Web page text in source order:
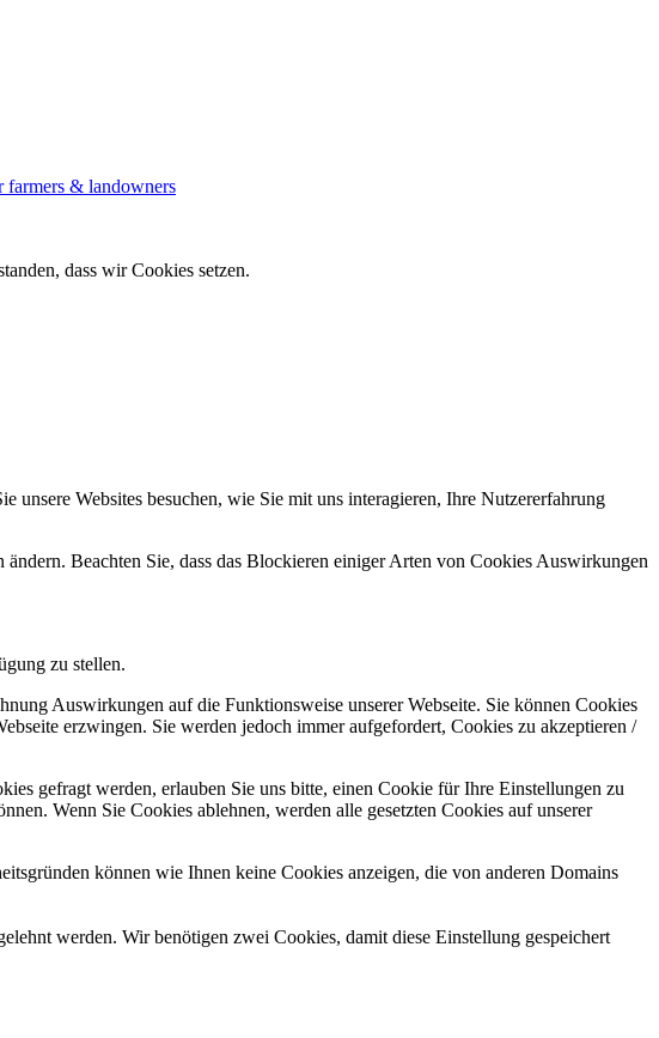
farmers & landowners
dass wir Cookies setzen.
Websites besuchen, wie Sie mit uns interagieren, Ihre Nutzererfahrung
Beachten Sie, dass das Blockieren einiger Arten von Cookies Auswirkungen
zu stellen.
Auswirkungen auf die Funktionsweise unserer Webseite. Sie können Cookies
erzwingen. Sie werden jedoch immer aufgefordert, Cookies zu akzeptieren /
gefragt werden, erlauben Sie uns bitte, einen Cookie für Ihre Einstellungen zu
Wenn Sie Cookies ablehnen, werden alle gesetzten Cookies auf unserer
können wie Ihnen keine Cookies anzeigen, die von anderen Domains
werden. Wir benötigen zwei Cookies, damit diese Einstellung gespeichert